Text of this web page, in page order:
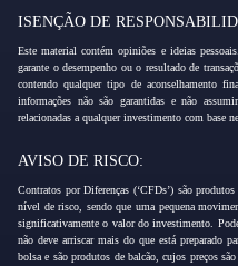
ISENÇÃO DE
Este material contém opiniões e ideias
garante o desempenho ou o resultado de
contendo qualquer tipo de aconselhamento
informações não são garantidas e não
relacionadas a qualquer investimento com base
AVISO DE RISCO:
Contratos por Diferenças (‘CFDs’) são
nível de risco, sendo que uma pequena
significativamente o valor do investimento.
não deve arriscar mais do que está preparado
bolsa e são produtos de balcão, cujos preços